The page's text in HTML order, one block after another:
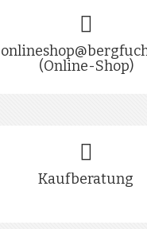
(Online-Shop)
Kaufberatung